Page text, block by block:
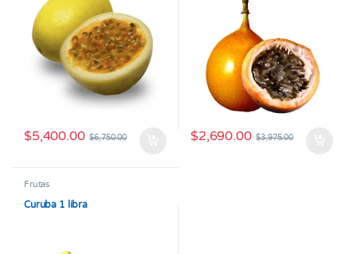
$5,400.00 $6,750.00 $2,690.00 $3,975.00
Frutas
Curuba 1 libra